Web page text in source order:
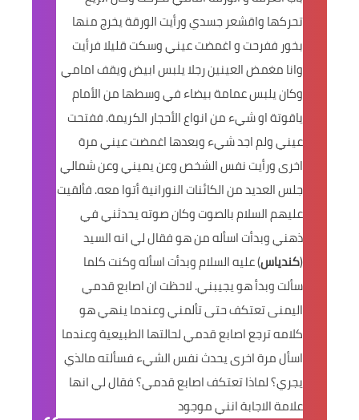
تحركها واقشعر جسدي ورأيت الورقة يخرج منها
بخور ففرحت و اغمضت عيني وسكت قليلا فرأيت
وانا مغمض العينين رجلا يلبس ابيض ويقف امامي
وكان يلبس عمامة بيضاء في وسطها من الأمام
ياقوتة او شيء من انواع الأحجار الكريمة. ففتحت
عيني ولم اجد شيء وبعدها اغمضت عيني مرة
اخرى ورأيت نفس الشخص وعن يميني وعن شمالي
جلس العديد من الكائنات النورانية أتوا معه.فألقيت
عليهم السلام بالصوت وكان صوته يحدثني في
ذهني وبدأت اسأله من هو فقال لي انه السيد
(كندياس) عليه السلام وبدأت اسأله وكنت كلما
سألت وبدأ هو يجيبني. لاحظت ان اصابع قدمي
اليمنى تعتكف حتى تألمني وعندما ينهي هو
كلامه ترجع اصابع قدمي لحالتها الطبيعية وعندما
اسأل مرة اخرى يحدث نفس الشيء فسألته مالذي
يجري؟ لماذا تعتكف اصابع قدمي؟ فقال لي انها
علامة الاجابة انني موجود